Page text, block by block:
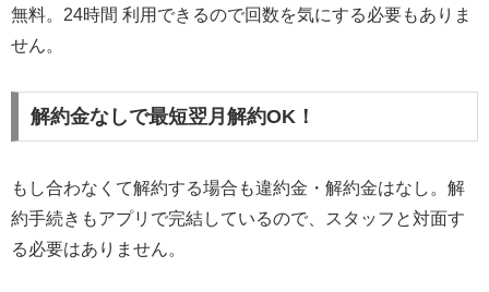
無料。24時間 利用できるので回数を気にする必要もありま
せん。
解約金なしで最短翌月解約OK！
もし合わなくて解約する場合も違約金・解約金はなし。解
約手続きもアプリで完結しているので、スタッフと対面す
る必要はありません。